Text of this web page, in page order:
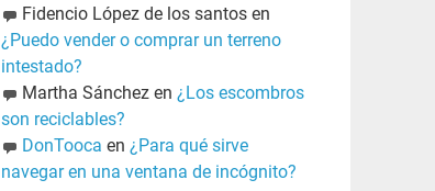
Fidencio López de los santosen
¿Puedo vender o comprar un terreno
intestado?
Martha Sánchezen ¿Los escombros
son reciclables?
DonTooca en ¿Para qué sirve
navegar en una ventana de incógnito?